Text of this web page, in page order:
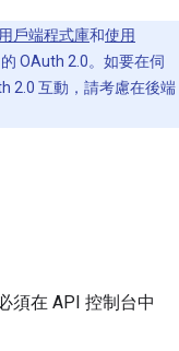
戶端程式庫和使用
OAuth 2.0。如要在伺
2.0 互動，請考慮在後端
須在 API 控制台中